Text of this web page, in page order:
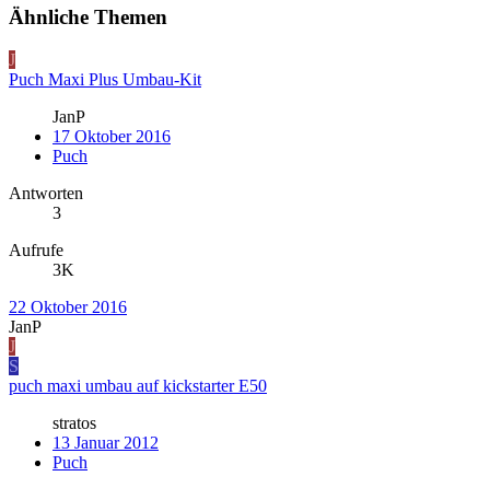
Ähnliche Themen
J
Puch Maxi Plus Umbau-Kit
JanP
17 Oktober 2016
Puch
Antworten
3
Aufrufe
3K
22 Oktober 2016
JanP
J
S
puch maxi umbau auf kickstarter E50
stratos
13 Januar 2012
Puch